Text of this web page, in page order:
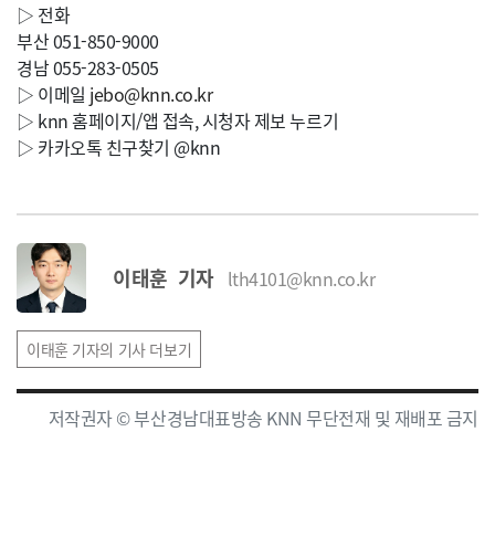
▷ 전화
부산 051-850-9000
경남 055-283-0505
▷ 이메일 jebo@knn.co.kr
▷ knn 홈페이지/앱 접속, 시청자 제보 누르기
▷ 카카오톡 친구찾기 @knn
이태훈 기자 lth4101@knn.co.kr
이태훈 기자의 기사 더보기
저작권자 © 부산경남대표방송 KNN 무단전재 및 재배포 금지